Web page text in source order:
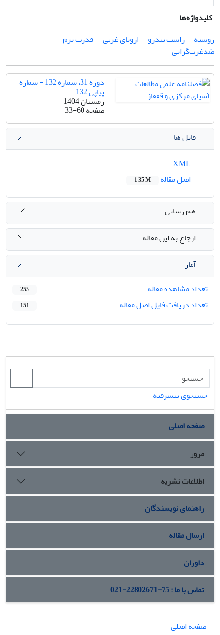
کلیدواژه‌ها
روسیه
راست تندرو اروپای غربی
قدرت نرم
ضدغرب‌گرایی
دوره 31، شماره 132 - شماره
پیاپی 132
زمستان 1404
صفحه33-60
فایل ها
اصل مقاله
1.35 M
هم رسانی
ارجاع به این مقاله
آمار
تعداد مشاهده مقاله
255
تعداد دریافت فایل اصل مقاله 151
جستجوی پیشرفته
صفحه اصلی
مرور
اطلاعات نشریه
راهنمای نویسندگان
ارسال مقاله
داوران
تماس با ما : 75-22802671-021
صفحه اصلی